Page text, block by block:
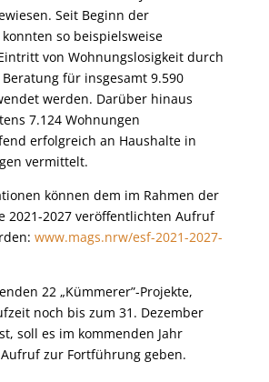
Seit Beginn der
so beispielsweise
von Wohnungslosigkeit durch
für insgesamt 9.590
werden. Darüber hinaus
7.124 Wohnungen
erfolgreich an Haushalte in
vermittelt.
können dem im Rahmen der
2021-2027 veröffentlichten Aufruf
www.mags.nrw/esf-2021-2027-
22 „Kümmerer”-Projekte,
noch bis zum 31. Dezember
soll es im kommenden Jahr
zur Fortführung geben.